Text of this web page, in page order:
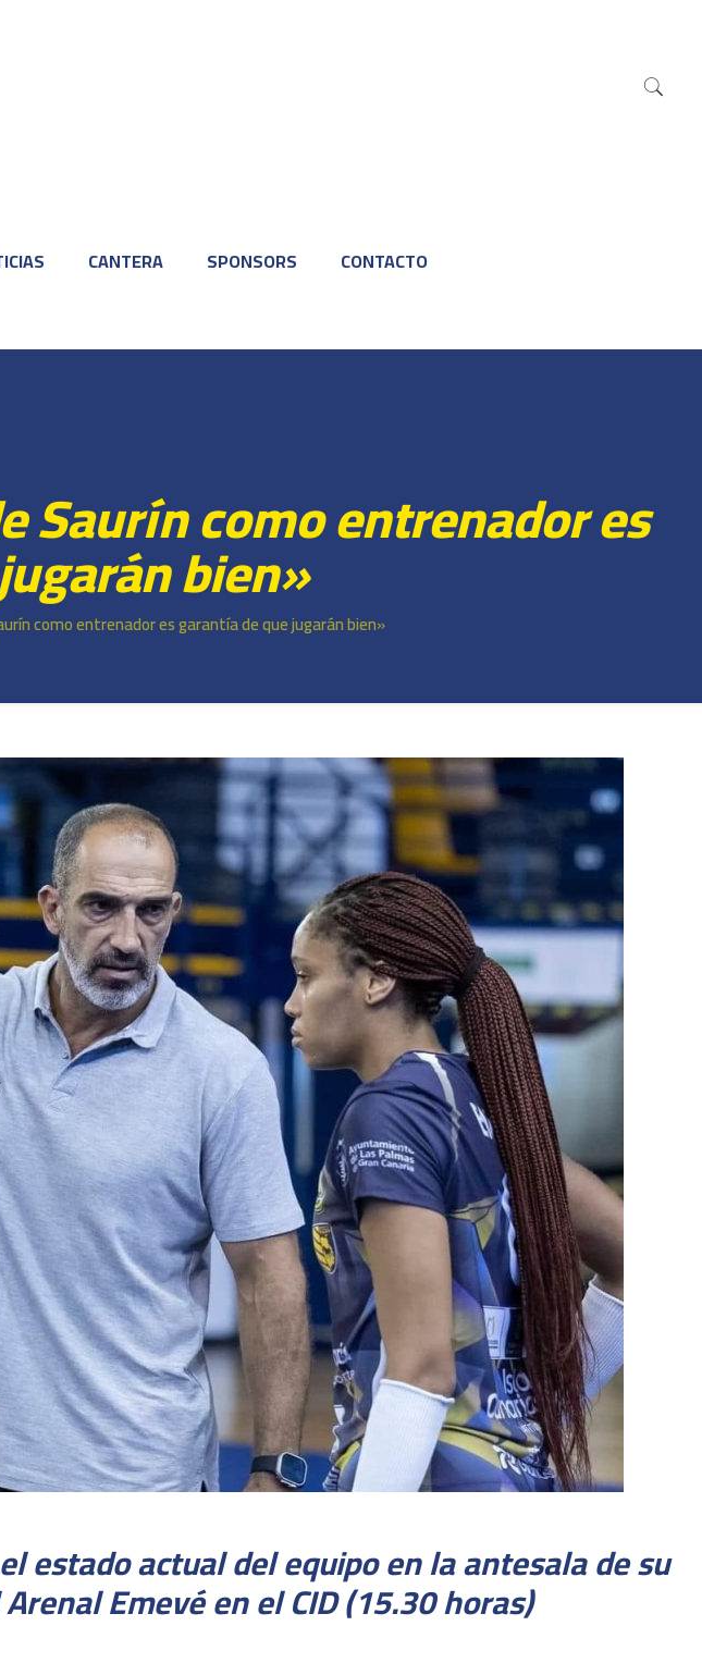
CANTERA SPONSORS CONTACTO
Saurín como entrenador es
bien»
como entrenador es garantía de que jugarán bien»
estado actual del equipo en la antesala de su
Emevé en el CID (15.30 horas)